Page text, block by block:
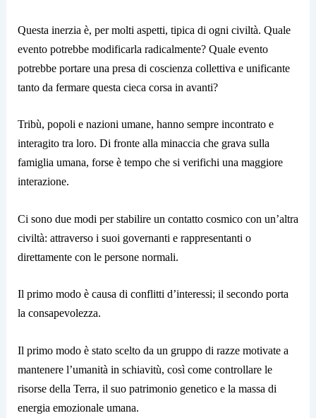
Questa inerzia è, per molti aspetti, tipica di ogni civiltà. Quale
evento potrebbe modificarla radicalmente? Quale evento
potrebbe portare una presa di coscienza collettiva e unificante
tanto da fermare questa cieca corsa in avanti?
Tribù, popoli e nazioni umane, hanno sempre incontrato e
interagito tra loro. Di fronte alla minaccia che grava sulla
famiglia umana, forse è tempo che si verifichi una maggiore
interazione.
Ci sono due modi per stabilire un contatto cosmico con un’altra
civiltà: attraverso i suoi governanti e rappresentanti o
direttamente con le persone normali.
Il primo modo è causa di conflitti d’interessi; il secondo porta
la consapevolezza.
Il primo modo è stato scelto da un gruppo di razze motivate a
mantenere l’umanità in schiavitù, così come controllare le
risorse della Terra, il suo patrimonio genetico e la massa di
energia emozionale umana.